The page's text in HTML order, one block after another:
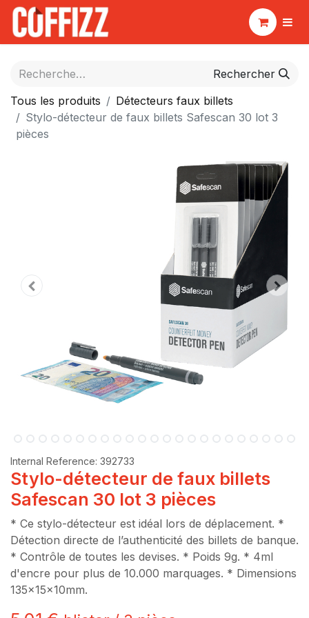
Rechercher
Tous les produits
Détecteurs faux billets
Stylo-détecteur de faux billets Safescan 30 lot 3
pièces
Internal Reference: 392733
Stylo-détecteur de faux billets
Safescan 30 lot 3 pièces
* Ce stylo-détecteur est idéal lors de déplacement. *
Détection directe de l’authenticité des billets de banque.
* Contrôle de toutes les devises. * Poids 9g. * 4ml
d'encre pour plus de 10.000 marquages. * Dimensions
135x15x10mm.